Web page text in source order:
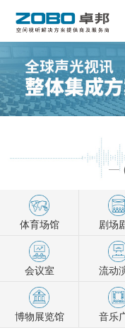
体育场馆 剧场
会议室 流动
博物展览馆 音乐